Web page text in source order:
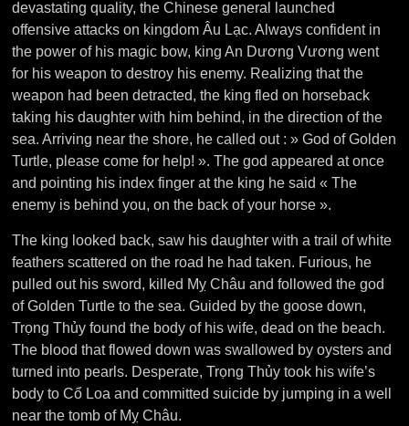
devastating quality, the Chinese general launched
offensive attacks on kingdom Âu Lạc. Always confident in
the power of his magic bow, king An Dương Vương went
for his weapon to destroy his enemy. Realizing that the
weapon had been detracted, the king fled on horseback
taking his daughter with him behind, in the direction of the
sea. Arriving near the shore, he called out : » God of Golden
Turtle, please come for help! ». The god appeared at once
and pointing his index finger at the king he said « The
enemy is behind you, on the back of your horse ».
The king looked back, saw his daughter with a trail of white
feathers scattered on the road he had taken. Furious, he
pulled out his sword, killed Mỵ Châu and followed the god
of Golden Turtle to the sea. Guided by the goose down,
Trọng Thủy found the body of his wife, dead on the beach.
The blood that flowed down was swallowed by oysters and
turned into pearls. Desperate, Trọng Thủy took his wife’s
body to Cổ Loa and committed suicide by jumping in a well
near the tomb of Mỵ Châu.